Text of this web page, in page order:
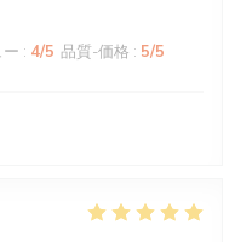
: 4/5 品質-価格 : 5/5